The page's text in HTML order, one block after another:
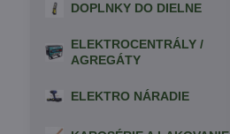
DOPLNKY DO DIELNE
ELEKTROCENTRÁLY /
AGREGÁTY
ELEKTRO NÁRADIE